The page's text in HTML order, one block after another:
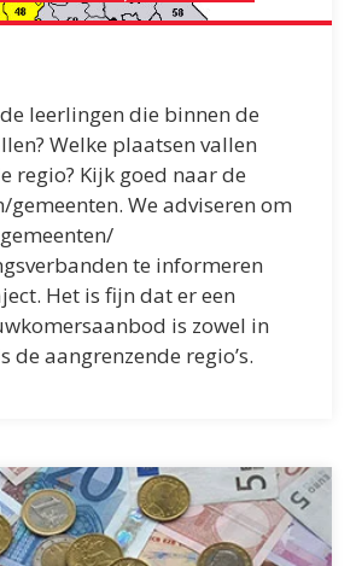
leerlingen die binnen de
Welke plaatsen vallen
regio? Kijk goed naar de
We adviseren om
te informeren
Het is fijn dat er een
is zowel in
de aangrenzende regio’s.